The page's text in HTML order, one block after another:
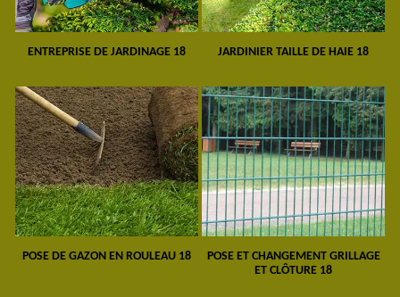
ENTREPRISE DE JARDINAGE 18 JARDINIER TAILLE DE HAIE 18
POSE DE GAZON EN ROULEAU 18
POSE ET CHANGEMENT GRILLAGE
ET CLÔTURE 18